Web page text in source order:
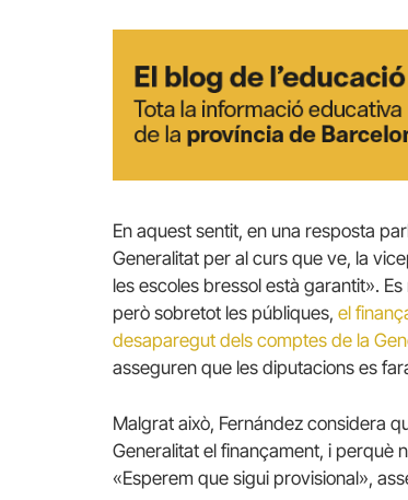
En aquest sentit, en una resposta
Generalitat per al curs que ve, la
les escoles bressol està garantit».
però sobretot les públiques, el
desaparegut dels comptes de la
asseguren que les diputacions es
Malgrat això, Fernández considera
Generalitat el finançament, i perquè
«Esperem que sigui provisional»,